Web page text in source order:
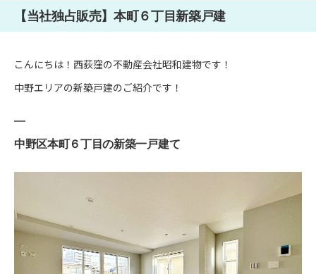
【当社独占販売】本町６丁目新築戸建
こんにちは！西荻窪の不動産会社昭和建物です！
中野エリアの新築戸建のご紹介です！
中野区本町６丁目の新築一戸建て